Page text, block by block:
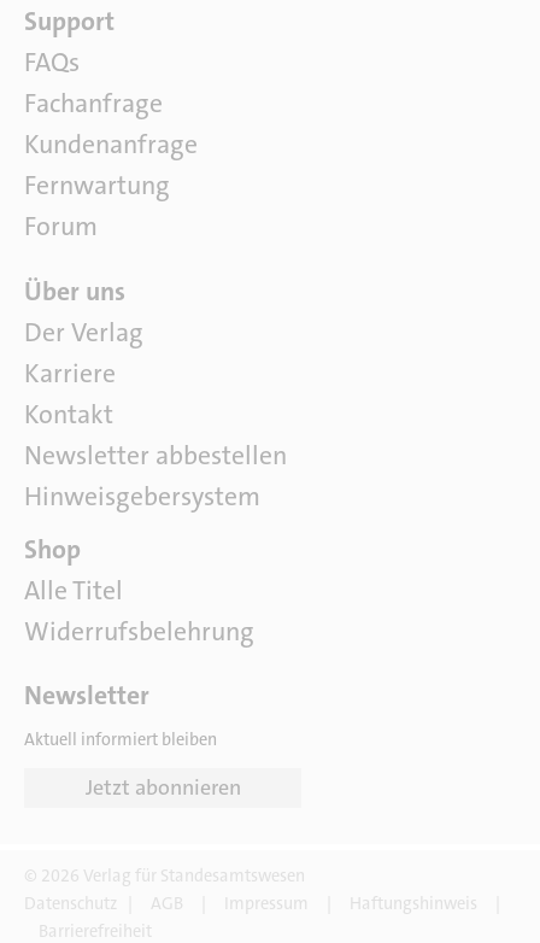
u
r
S
o
f
t
w
a
r
e
Support
FAQs
Fachanfrage
Kundenanfrage
Fernwartung
Forum
Ü
b
e
r
u
n
s
Über uns
Der Verlag
Karriere
Kontakt
Newsletter abbestellen
Hinweisgebersystem
P
a
r
t
e
Shop
Alle Titel
Widerrufsbelehrung
Newsletter
Aktuell informiert bleiben
Jetzt abonnieren
© 2026 Verlag für Standesamtswesen
D
Datenschutz AGB Impressum Haftungshinweis
Barrierefreiheit